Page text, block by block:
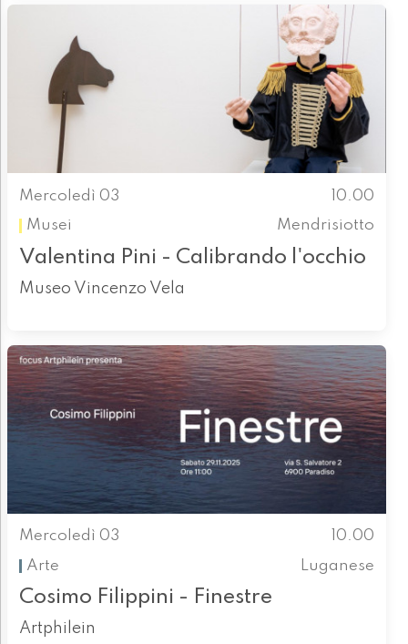
Mercoledì 03
10.00
Musei
Mendrisiotto
Valentina Pini - Calibrando l'occhio
Museo Vincenzo Vela
Mercoledì 03
10.00
Arte
Luganese
Cosimo Filippini - Finestre
Artphilein